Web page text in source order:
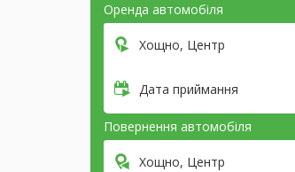
Оренда автомобіля
Хощно, Центр
Дата приймання
Повернення автомобіля
Хощно, Центр